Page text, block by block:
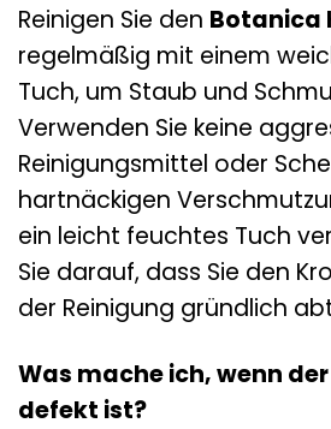
Reinigen Sie den Botanica
regelmäßig mit einem
Tuch, um Staub und
Verwenden Sie keine
Reinigungsmittel oder
hartnäckigen
ein leicht feuchtes Tuch
Sie darauf, dass Sie den
der Reinigung gründlich
Was mache ich, wenn
defekt ist?